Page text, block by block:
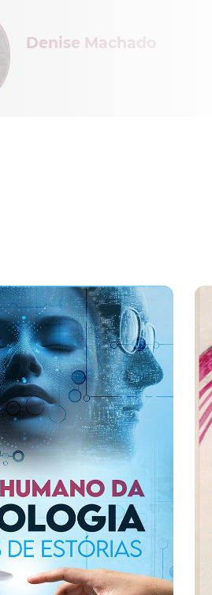
Denise Machado